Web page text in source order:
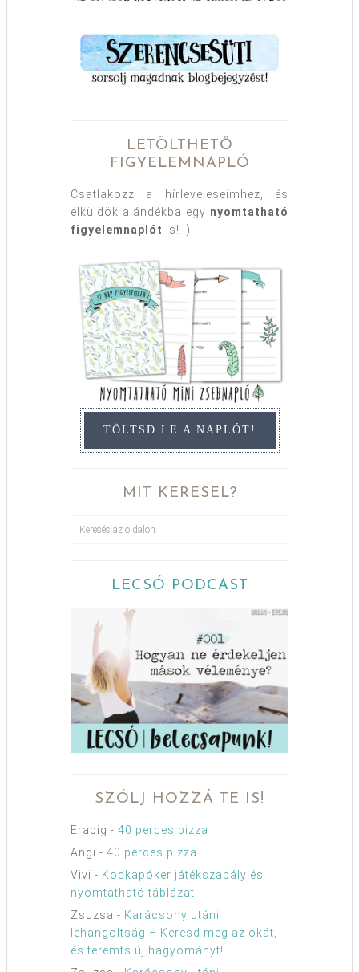
LETÖLTHETŐ
FIGYELEMNAPLÓ
Csatlakozz a hírleveleseimhez, és
elküldök ajándékba egy nyomtatható
figyelemnaplót is! :)
TÖLTSD LE A NAPLÓT!
MIT KERESEL?
LECSÓ PODCAST
SZÓLJ HOZZÁ TE IS!
Erabig - 40 perces pizza
Angi - 40 perces pizza
Vivi - Kockapóker játékszabály és
nyomtatható táblázat
Zsuzsa - Karácsony utáni
lehangoltság – Keresd meg az okát,
és teremts új hagyományt!